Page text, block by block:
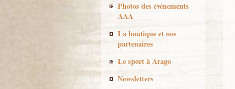
Photos des événements
AAA
La boutique et nos
partenaires
Le sport à Arago
Newsletters